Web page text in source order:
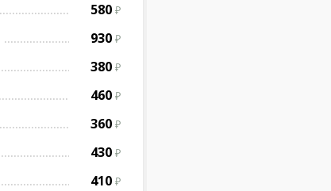
580
930
380
460
360
430
410